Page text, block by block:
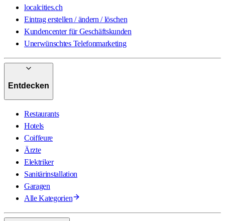
localcities.ch
Eintrag erstellen / ändern / löschen
Kundencenter für Geschäftskunden
Unerwünschtes Telefonmarketing
Entdecken
Restaurants
Hotels
Coiffeure
Ärzte
Elektriker
Sanitärinstallation
Garagen
Alle Kategorien